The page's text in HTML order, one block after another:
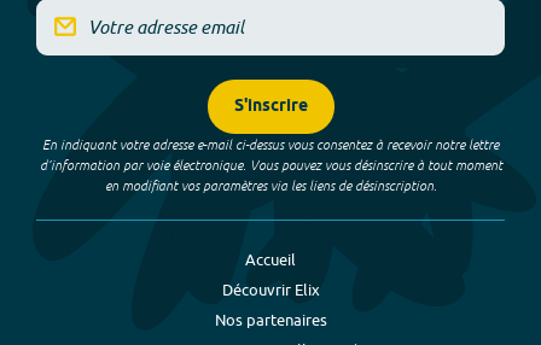
S'inscrire
En indiquant votre adresse e-mail ci-dessus vous consentez à recevoir notre lettre
d’information par voie électronique. Vous pouvez vous désinscrire à tout moment
en modifiant vos paramètres via les liens de désinscription.
Accueil
Découvrir Elix
Nos partenaires